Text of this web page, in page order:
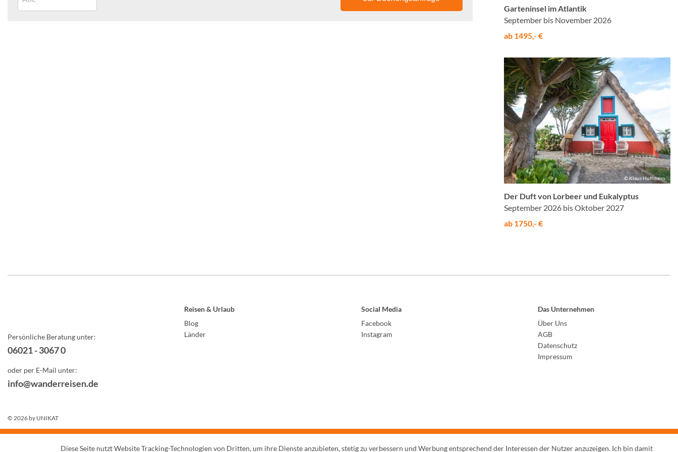
Garteninsel im Atlantik
September bis November 2026
ab 1495,- €
© Klaus Hoffmann
Der Duft von Lorbeer und Eukalyptus
September 2026 bis Oktober 2027
ab 1750,- €
Persönliche Beratung unter:
06021 - 3067 0
oder per E-Mail unter:
info@wanderreisen.de
Reisen & Urlaub
Blog
Länder
Social Media
Facebook
Instagram
Das Unternehmen
Über Uns
AGB
Datenschutz
Impressum
© 2026 by UNIKAT
Diese Seite nutzt Website Tracking-Technologien von Dritten, um ihre Dienste anzubieten, stetig zu verbessern und Werbung entsprechend der Interessen der Nutzer anzuzeigen. Ich bin damit